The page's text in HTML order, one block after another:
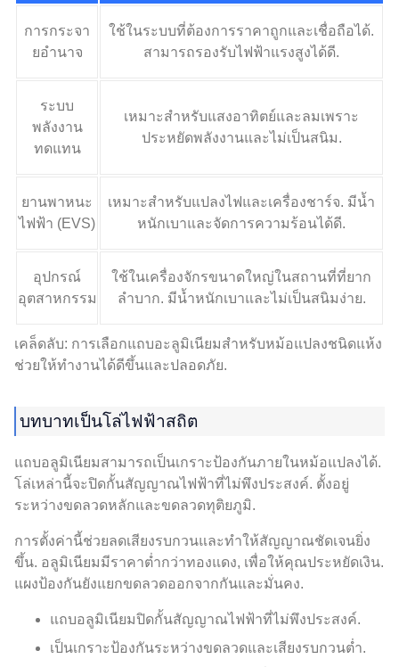
การกระจา
ยอำนาจ
ใช้ในระบบที่ต้องการราคาถูกและเชื่อถือได้.
สามารถรองรับไฟฟ้าแรงสูงได้ดี.
ระบบ
พลังงาน
ทดแทน
เหมาะสำหรับแสงอาทิตย์และลมเพราะ
ประหยัดพลังงานและไม่เป็นสนิม.
ยานพาหนะ
ไฟฟ้า (EVS)
เหมาะสำหรับแปลงไฟและเครื่องชาร์จ. มีน้ำ
หนักเบาและจัดการความร้อนได้ดี.
อุปกรณ์
อุตสาหกรรม
ใช้ในเครื่องจักรขนาดใหญ่ในสถานที่ที่ยาก
ลำบาก. มีน้ำหนักเบาและไม่เป็นสนิมง่าย.
เคล็ดลับ: การเลือกแถบอะลูมิเนียมสำหรับหม้อแปลงชนิดแห้ง
ช่วยให้ทำงานได้ดีขึ้นและปลอดภัย.
บทบาทเป็นโล่ไฟฟ้าสถิต
แถบอลูมิเนียมสามารถเป็นเกราะป้องกันภายในหม้อแปลงได้.
โล่เหล่านี้จะปิดกั้นสัญญาณไฟฟ้าที่ไม่พึงประสงค์. ตั้งอยู่
ระหว่างขดลวดหลักและขดลวดทุติยภูมิ.
การตั้งค่านี้ช่วยลดเสียงรบกวนและทำให้สัญญาณชัดเจนยิ่ง
ขึ้น. อลูมิเนียมมีราคาต่ำกว่าทองแดง, เพื่อให้คุณประหยัดเงิน.
แผงป้องกันยังแยกขดลวดออกจากกันและมั่นคง.
แถบอลูมิเนียมปิดกั้นสัญญาณไฟฟ้าที่ไม่พึงประสงค์.
เป็นเกราะป้องกันระหว่างขดลวดและเสียงรบกวนต่ำ.